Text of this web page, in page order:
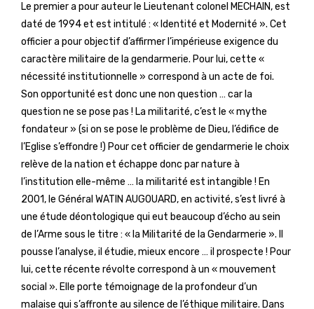
Le premier a pour auteur le Lieutenant colonel MECHAIN, est
daté de 1994 et est intitulé : « Identité et Modernité ». Cet
officier a pour objectif d’affirmer l’impérieuse exigence du
caractère militaire de la gendarmerie. Pour lui, cette «
nécessité institutionnelle » correspond à un acte de foi.
Son opportunité est donc une non question … car la
question ne se pose pas ! La militarité, c’est le « mythe
fondateur » (si on se pose le problème de Dieu, l’édifice de
l’Eglise s’effondre !) Pour cet officier de gendarmerie le choix
relève de la nation et échappe donc par nature à
l’institution elle-même … la militarité est intangible ! En
2001, le Général WATIN AUGOUARD, en activité, s’est livré à
une étude déontologique qui eut beaucoup d’écho au sein
de l’Arme sous le titre : « la Militarité de la Gendarmerie ». Il
pousse l’analyse, il étudie, mieux encore … il prospecte ! Pour
lui, cette récente révolte correspond à un « mouvement
social ». Elle porte témoignage de la profondeur d’un
malaise qui s’affronte au silence de l’éthique militaire. Dans